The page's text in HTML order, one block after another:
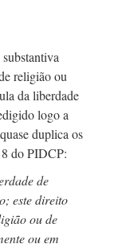
religião ou
da liberdade
logo a
duplica os
do PIDCP:
de
este direito
ou de
ou em